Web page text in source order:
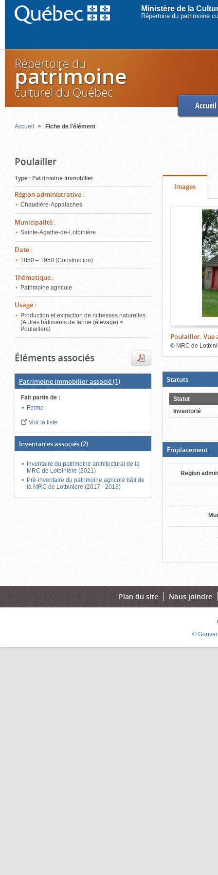
Ministère de la
Répertoire du patrimoine
Répertoire du
patrimoine
culturel du Québec
Accueil
Accueil Fiche de l'élément
Poulailler
Type : Patrimoine immobilier
Région administrative :
Chaudière-Appalaches
Municipalité :
Sainte-Agathe-de-Lotbinière
Date :
1850 – 1950 (Construction)
Thématique :
Patrimoine agricole
Usage :
Production et extraction de richesses naturelles
(Autres bâtiments de ferme (élevage) >
Poulaillers)
Éléments associés
Patrimoine immobilier associé(1)
Fait partie de :
Ferme
Voir la liste
Inventaires associés(2)
Inventaire du patrimoine architectural de la
MRC de Lotbinière (2021)
Pré-inventaire du patrimoine agricole bâti de
la MRC de Lotbinière (2017 - 2018)
Onglet
Images(cliquer
pour
voir
Contenu
l'onglet
Poulailler. Vue
© MRC de
bloc
d'onglets
Statuts(Boite
ouverte,
cliquer
pour
fermer)
Statut
Inventorié
Emplacement
Region
Plan du site Nous joindre
©